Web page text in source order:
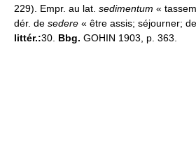
229). Empr. au lat. sedimentum «
dér. de sedere « être assis; séjourner;
littér.:30. Bbg. GOHIN 1903, p. 363.